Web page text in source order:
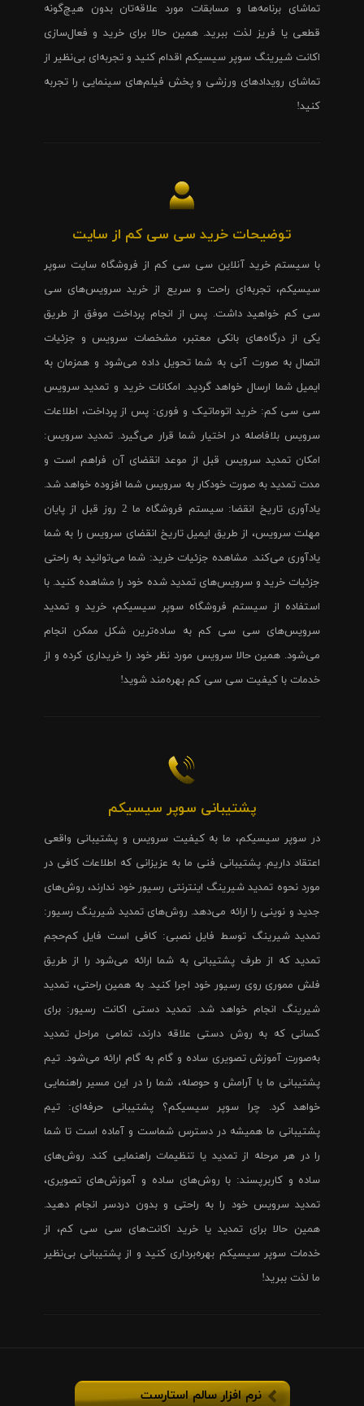
تماشای برنامه‌ها و مسابقات مورد علاقه‌تان بدون هیچ‌گونه
قطعی یا فریز لذت ببرید. همین حالا برای خرید و فعال‌سازی
اکانت شیرینگ سوپر سیسیکم اقدام کنید و تجربه‌ای بی‌نظیر از
تماشای رویدادهای ورزشی و پخش فیلم‌های سینمایی را تجربه
کنید!
توضیحات خرید سی سی کم از سایت
با سیستم خرید آنلاین سی سی کم از فروشگاه سایت سوپر
سیسیکم، تجربه‌ای راحت و سریع از خرید سرویس‌های سی
سی کم خواهید داشت. پس از انجام پرداخت موفق از طریق
یکی از درگاه‌های بانکی معتبر، مشخصات سرویس و جزئیات
اتصال به صورت آنی به شما تحویل داده می‌شود و همزمان به
ایمیل شما ارسال خواهد گردید. امکانات خرید و تمدید سرویس
سی سی کم: خرید اتوماتیک و فوری: پس از پرداخت، اطلاعات
سرویس بلافاصله در اختیار شما قرار می‌گیرد. تمدید سرویس:
امکان تمدید سرویس قبل از موعد انقضای آن فراهم است و
مدت تمدید به صورت خودکار به سرویس شما افزوده خواهد شد.
یادآوری تاریخ انقضا: سیستم فروشگاه ما 2 روز قبل از پایان
مهلت سرویس، از طریق ایمیل تاریخ انقضای سرویس را به شما
یادآوری می‌کند. مشاهده جزئیات خرید: شما می‌توانید به راحتی
جزئیات خرید و سرویس‌های تمدید شده خود را مشاهده کنید. با
استفاده از سیستم فروشگاه سوپر سیسیکم، خرید و تمدید
سرویس‌های سی سی کم به ساده‌ترین شکل ممکن انجام
می‌شود. همین حالا سرویس مورد نظر خود را خریداری کرده و از
خدمات با کیفیت سی سی کم بهره‌مند شوید!
پشتیبانی سوپر سیسیکم
در سوپر سیسیکم، ما به کیفیت سرویس و پشتیبانی واقعی
اعتقاد داریم. پشتیبانی فنی ما به عزیزانی که اطلاعات کافی در
مورد نحوه تمدید شیرینگ اینترنتی رسیور خود ندارند، روش‌های
جدید و نوینی را ارائه می‌دهد. روش‌های تمدید شیرینگ رسیور:
تمدید شیرینگ توسط فایل نصبی: کافی است فایل کم‌حجم
تمدید که از طرف پشتیبانی به شما ارائه می‌شود را از طریق
فلش مموری روی رسیور خود اجرا کنید. به همین راحتی، تمدید
شیرینگ انجام خواهد شد. تمدید دستی اکانت رسیور: برای
کسانی که به روش دستی علاقه دارند، تمامی مراحل تمدید
به‌صورت آموزش تصویری ساده و گام به گام ارائه می‌شود. تیم
پشتیبانی ما با آرامش و حوصله، شما را در این مسیر راهنمایی
خواهد کرد. چرا سوپر سیسیکم؟ پشتیبانی حرفه‌ای: تیم
پشتیبانی ما همیشه در دسترس شماست و آماده است تا شما
را در هر مرحله از تمدید یا تنظیمات راهنمایی کند. روش‌های
ساده و کاربرپسند: با روش‌های ساده و آموزش‌های تصویری،
تمدید سرویس خود را به راحتی و بدون دردسر انجام دهید.
همین حالا برای تمدید یا خرید اکانت‌های سی سی کم، از
خدمات سوپر سیسیکم بهره‌برداری کنید و از پشتیبانی بی‌نظیر
ما لذت ببرید!
نرم افزار سالم استارست